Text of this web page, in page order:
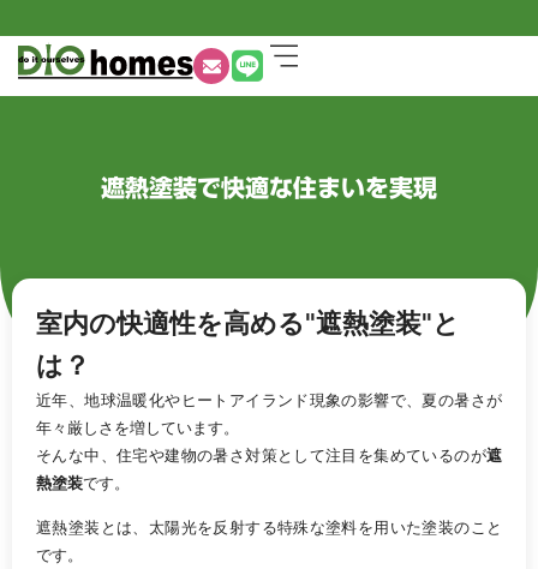
遮熱塗装で快適な住まいを実現
室内の快適性を高める"遮熱塗装"と
は？
近年、地球温暖化やヒートアイランド現象の影響で、夏の暑さが
年々厳しさを増しています。
そんな中、住宅や建物の暑さ対策として注目を集めているのが遮
熱塗装です。
遮熱塗装とは、太陽光を反射する特殊な塗料を用いた塗装のこと
です。